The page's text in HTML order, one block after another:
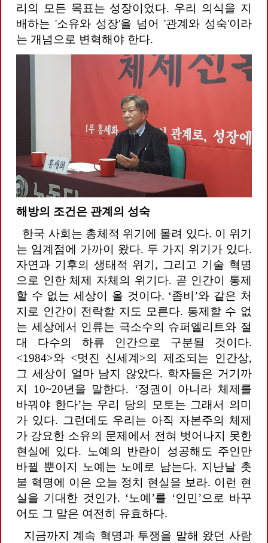
리의 모든 목표는 성장이었다. 우리 의식을 지
배하는 '소유와 성장'을 넘어 '관계와 성숙'이라
는 개념으로 변혁해야 한다.
해방의 조건은 관계의 성숙
한국 사회는 총체적 위기에 몰려 있다. 이 위기
는 임계점에 가까이 왔다. 두 가지 위기가 있다.
자연과 기후의 생태적 위기, 그리고 기술 혁명
으로 인한 체제 자체의 위기다. 곧 인간이 통제
할 수 없는 세상이 올 것이다. ‘좀비’와 같은 처
지로 인간이 전락할 지도 모른다. 통제할 수 없
는 세상에서 인류는 극소수의 슈퍼엘리트와 절
대 다수의 하류 인간으로 구분될 것이다.
<1984>와 <멋진 신세계>의 제조되는 인간상,
그 세상이 얼마 남지 않았다. 학자들은 거기까
지 10~20년을 말한다. ‘정권이 아니라 체제를
바꿔야 한다’는 우리 당의 모토는 그래서 의미
가 있다. 그런데도 우리는 아직 자본주의 체제
가 강요한 소유의 문제에서 전혀 벗어나지 못한
현실에 있다. 노예의 반란이 성공해도 주인만
바뀔 뿐이지 노예는 노예로 남는다. 지난날 촛
불 혁명에 이은 오늘 정치 현실을 보라. 이런 현
실을 기대한 것인가. ‘노예’를 ‘인민’으로 바꾸
어도 그 말은 여전히 유효하다.
지금까지 계속 혁명과 투쟁을 말해 왔던 사람